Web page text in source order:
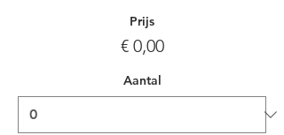
Prijs
€ 0,00
Aantal